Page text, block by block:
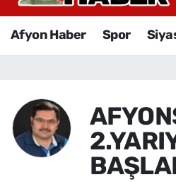
Afyon Haber Spor
Sağlık
Eğitim